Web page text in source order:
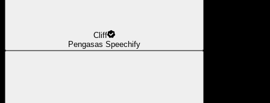
Cliff
Pengasas Speechify